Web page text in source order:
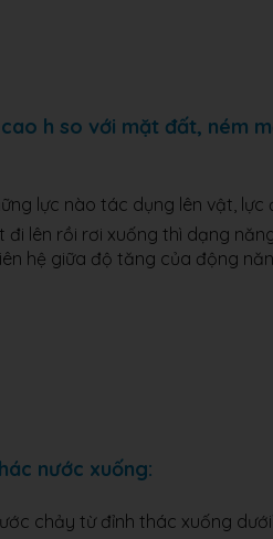
h so với mặt đất, ném
lực nào tác dụng lên vật,
đi lên rồi rơi xuống thì dạng
hệ giữa độ tăng của động
nước xuống:
chảy từ đỉnh thác xuống